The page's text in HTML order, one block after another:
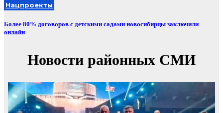
Нацпроекты
Более 80% договоров с детскими садами новосибирцы заключили
онлайн